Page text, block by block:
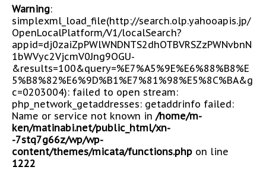
Warning:
simplexml_load_file(http://search.olp.yahooapis.jp/
OpenLocalPlatform/V1/localSearch?
appid=dj0zaiZpPWlWNDNTS2dhOTBVRSZzPWNvbnN
1bWVyc2VjcmV0Jng9OGU-
&results=100&query=%E7%A5%9E%E6%88%B8%E
5%B8%82%E6%9D%B1%E7%81%98%E5%8C%BA&g
c=0203004): failed to open stream:
php_network_getaddresses: getaddrinfo failed:
Name or service not known in /home/m-
ken/matinabi.net/public_html/xn-
-7stq7g66z/wp/wp-
content/themes/micata/functions.php on line
1222